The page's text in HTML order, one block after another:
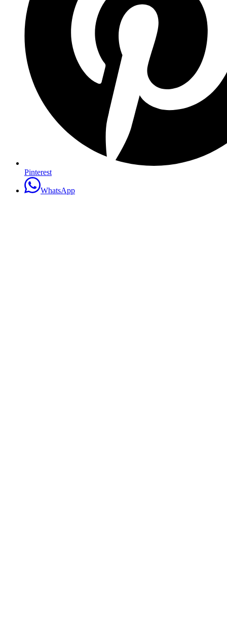
Pinterest
WhatsApp